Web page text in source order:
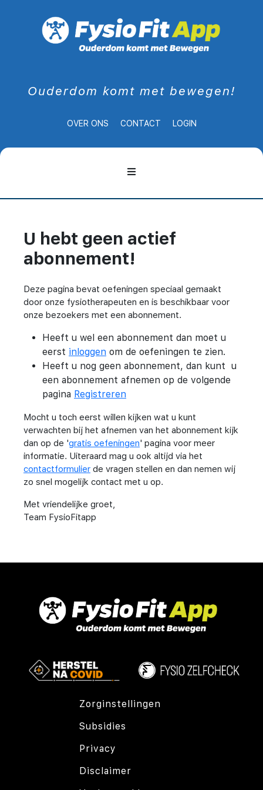
Ouderdom komt met bewegen!
OVER ONS CONTACT LOGIN
U hebt geen actief
abonnement!
Deze pagina bevat oefeningen speciaal gemaakt
door onze fysiotherapeuten en is beschikbaar voor
onze bezoekers met een abonnement.
Heeft u wel een abonnement dan moet u
eerst inloggen om de oefeningen te zien.
Heeft u nog geen abonnement, dan kunt u
een abonnement afnemen op de volgende
pagina Registreren
Mocht u toch eerst willen kijken wat u kunt
verwachten bij het afnemen van het abonnement kijk
dan op de 'gratis oefeningen' pagina voor meer
informatie. Uiteraard mag u ook altijd via het
contactformulier de vragen stellen en dan nemen wij
zo snel mogelijk contact met u op.
Met vriendelijke groet,
Team FysioFitapp
Zorginstellingen
Subsidies
Privacy
Disclaimer